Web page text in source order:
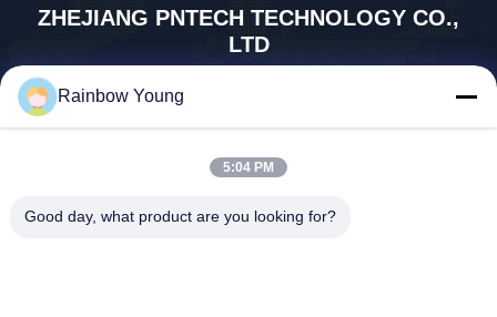
ZHEJIANG PNTECH TECHNOLOGY CO.,
LTD
rainbowyoun@163.com
Yinxian Avenue, Haishu Distr
Rainbow Young
5:04 PM
Good day, what product are you looking for?